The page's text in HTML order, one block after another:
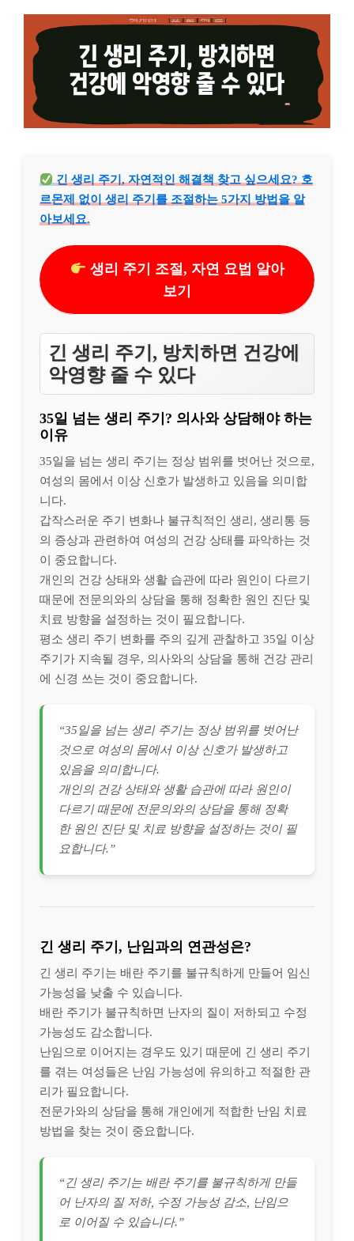
긴 생리 주기, 자연적인 해결책 찾고 싶으세요? 호
르몬제 없이 생리 주기를 조절하는 5가지 방법을 알
아보세요.
생리 주기 조절, 자연 요법 알아
보기
긴 생리 주기, 방치하면 건강에
악영향 줄 수 있다
35일 넘는 생리 주기? 의사와 상담해야 하는
이유
35일을 넘는 생리 주기는 정상 범위를 벗어난 것으로,
여성의 몸에서 이상 신호가 발생하고 있음을 의미합
니다.
갑작스러운 주기 변화나 불규칙적인 생리, 생리통 등
의 증상과 관련하여 여성의 건강 상태를 파악하는 것
이 중요합니다.
개인의 건강 상태와 생활 습관에 따라 원인이 다르기
때문에 전문의와의 상담을 통해 정확한 원인 진단 및
치료 방향을 설정하는 것이 필요합니다.
평소 생리 주기 변화를 주의 깊게 관찰하고 35일 이상
주기가 지속될 경우, 의사와의 상담을 통해 건강 관리
에 신경 쓰는 것이 중요합니다.
“35일을 넘는 생리 주기는 정상 범위를 벗어난
것으로 여성의 몸에서 이상 신호가 발생하고
있음을 의미합니다.
개인의 건강 상태와 생활 습관에 따라 원인이
다르기 때문에 전문의와의 상담을 통해 정확
한 원인 진단 및 치료 방향을 설정하는 것이 필
요합니다.”
긴 생리 주기, 난임과의 연관성은?
긴 생리 주기는 배란 주기를 불규칙하게 만들어 임신
가능성을 낮출 수 있습니다.
배란 주기가 불규칙하면 난자의 질이 저하되고 수정
가능성도 감소합니다.
난임으로 이어지는 경우도 있기 때문에 긴 생리 주기
를 겪는 여성들은 난임 가능성에 유의하고 적절한 관
리가 필요합니다.
전문가와의 상담을 통해 개인에게 적합한 난임 치료
방법을 찾는 것이 중요합니다.
“긴 생리 주기는 배란 주기를 불규칙하게 만들
어 난자의 질 저하, 수정 가능성 감소, 난임으
로 이어질 수 있습니다.”